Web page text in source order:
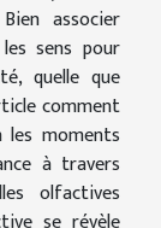
associer
sens pour
quelle que
comment
moments
à travers
olfactives